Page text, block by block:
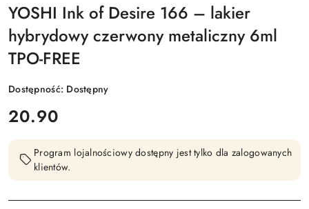
YOSHI Ink of Desire 166 – lakier
hybrydowy czerwony metaliczny 6ml
TPO-FREE
Dostępność: Dostępny
cena:
20.90
Program lojalnościowy dostępny jest tylko dla zalogowanych
klientów.